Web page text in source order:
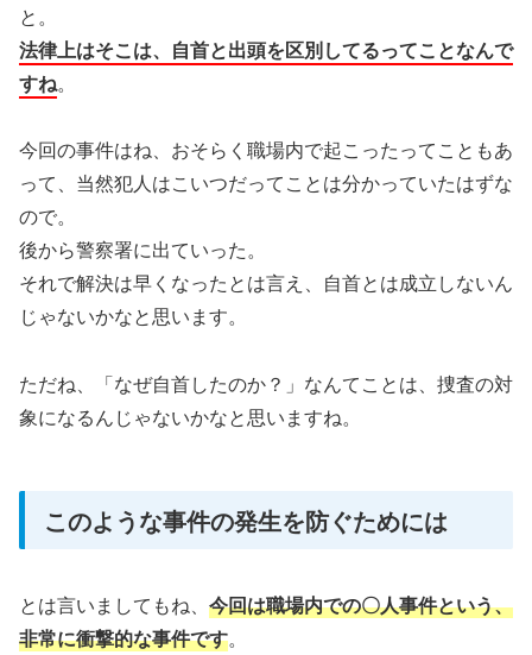
と。
法律上はそこは、自首と出頭を区別してるってことなんで
すね。
今回の事件はね、おそらく職場内で起こったってこともあ
って、当然犯人はこいつだってことは分かっていたはずな
ので。
後から警察署に出ていった。
それで解決は早くなったとは言え、自首とは成立しないん
じゃないかなと思います。
ただね、「なぜ自首したのか？」なんてことは、捜査の対
象になるんじゃないかなと思いますね。
このような事件の発生を防ぐためには
とは言いましてもね、 今回は職場内での〇人事件という、
非常に衝撃的な事件です。